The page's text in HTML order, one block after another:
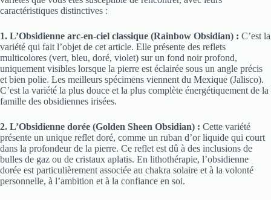
caractéristiques distinctives :
1. L’Obsidienne arc-en-ciel classique (Rainbow Obsidian) : C’est la
variété qui fait l’objet de cet article. Elle présente des reflets
multicolores (vert, bleu, doré, violet) sur un fond noir profond,
uniquement visibles lorsque la pierre est éclairée sous un angle précis
et bien polie. Les meilleurs spécimens viennent du Mexique (Jalisco).
C’est la variété la plus douce et la plus complète énergétiquement de la
famille des obsidiennes irisées.
2. L’Obsidienne dorée (Golden Sheen Obsidian) : Cette variété
présente un unique reflet doré, comme un ruban d’or liquide qui court
dans la profondeur de la pierre. Ce reflet est dû à des inclusions de
bulles de gaz ou de cristaux aplatis. En lithothérapie, l’obsidienne
dorée est particulièrement associée au chakra solaire et à la volonté
personnelle, à l’ambition et à la confiance en soi.